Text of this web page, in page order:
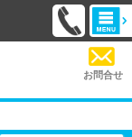
お問合せ